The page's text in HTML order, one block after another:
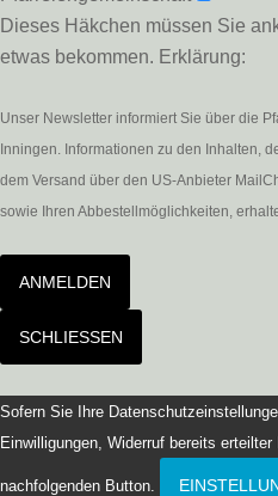
Dieses Häkchen müssen Sie
etwas bekommen. Erklärung:
Unser Newsletter informiert Sie über die
Inningen. Informationen zu den Inhalten,
dem Versand über den US-Anbieter
sowie Ihren Abbestellmöglichkeiten,
ANMELDEN
SCHLIESSEN
Sofern Sie Ihre
Einwilligungen, Widerruf bereits
nachfolgenden Button.